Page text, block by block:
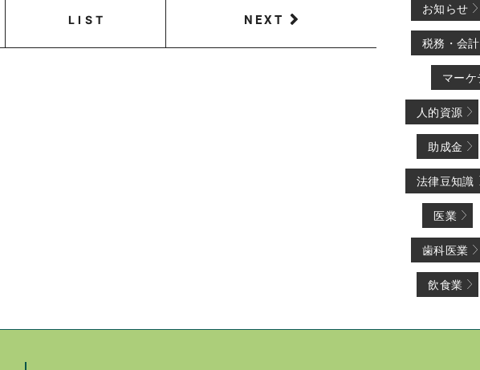
LIST NEXT
お知らせ
税務・会計
マーケ
人的資源
助成金
法律豆知識
医業
歯科医業
飲食業